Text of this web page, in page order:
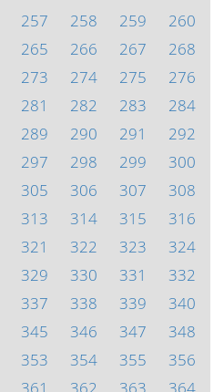
257 258 259
260
265 266 267
268
273 274 275
276
281 282 283
284
289 290 291
292
297 298 299
300
305 306 307
308
313 314 315
316
321 322 323
324
329 330 331
332
337 338 339
340
345 346 347
348
353 354 355
356